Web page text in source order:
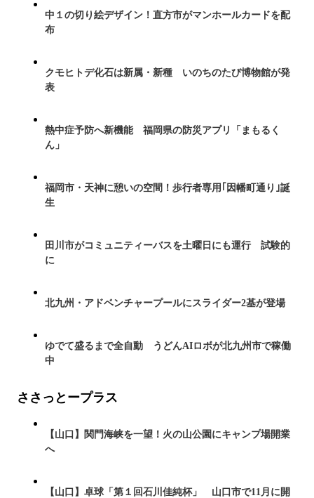
中１の切り絵デザイン！直方市がマンホールカードを配
布
クモヒトデ化石は新属・新種 いのちのたび博物館が発
表
熱中症予防へ新機能 福岡県の防災アプリ「まもるく
ん」
福岡市・天神に憩いの空間！歩行者専用｢因幡町通り｣誕
生
田川市がコミュニティーバスを土曜日にも運行 試験的
に
北九州・アドベンチャープールにスライダー2基が登場
ゆでて盛るまで全自動 うどんAIロボが北九州市で稼働
中
ささっとープラス
【山口】関門海峡を一望！火の山公園にキャンプ場開業
へ
【山口】卓球「第１回石川佳純杯」 山口市で11月に開